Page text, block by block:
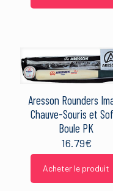
Aresson Rounders
Chauve-Souris et
Boule PK
16.79€
Acheter le produit